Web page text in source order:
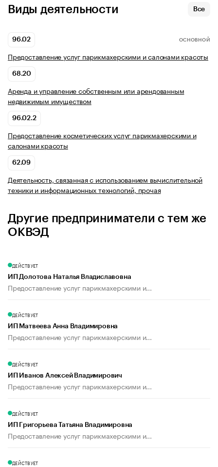
Виды деятельности Все
96.02 ОСНОВНОЙ
Предоставление услуг парикмахерскими и салонами красоты
68.20
Аренда и управление собственным или арендованным
недвижимым имуществом
96.02.2
Предоставление косметических услуг парикмахерскими и
салонами красоты
62.09
Деятельность, связанная с использованием вычислительной
техники и информационных технологий, прочая
Другие предприниматели с тем же
ОКВЭД
ДЕЙСТВУЕТ
ИП Долотова Наталья Владиславовна
Предоставление услуг парикмахерскими и...
ДЕЙСТВУЕТ
ИП Матвеева Анна Владимировна
Предоставление услуг парикмахерскими и...
ДЕЙСТВУЕТ
ИП Иванов Алексей Владимирович
Предоставление услуг парикмахерскими и...
ДЕЙСТВУЕТ
ИП Григорьева Татьяна Владимировна
Предоставление услуг парикмахерскими и...
ДЕЙСТВУЕТ